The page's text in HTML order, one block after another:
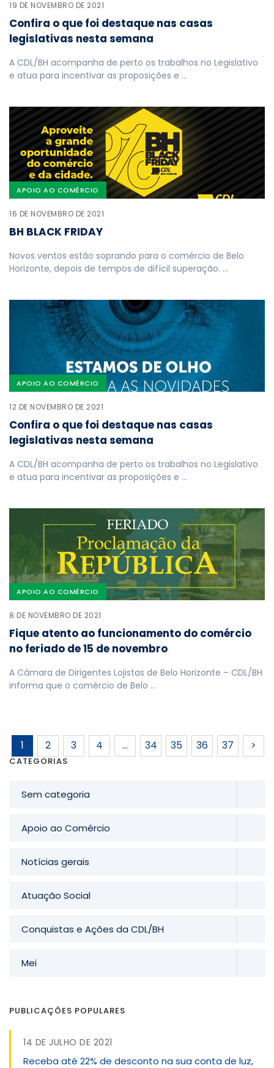
19 DE NOVEMBRO DE 2021
Confira o que foi destaque nas casas
legislativas nesta semana
A CDL/BH acompanha de perto os trabalhos no Legislativo
e atua para incentivar as proposições e …
APOIO AO COMÉRCIO
16 DE NOVEMBRO DE 2021
BH BLACK FRIDAY
Novos ventos estão soprando para o comércio de Belo
Horizonte, depois de tempos de difícil superação. …
APOIO AO COMÉRCIO
12 DE NOVEMBRO DE 2021
Confira o que foi destaque nas casas
legislativas nesta semana
A CDL/BH acompanha de perto os trabalhos no Legislativo
e atua para incentivar as proposições e …
APOIO AO COMÉRCIO
8 DE NOVEMBRO DE 2021
Fique atento ao funcionamento do comércio
no feriado de 15 de novembro
A Câmara de Dirigentes Lojistas de Belo Horizonte – CDL/BH
informa que o comércio de Belo …
1 2 3 4 … 34 35 36 37 >
CATEGORIAS
Sem categoria
Apoio ao Comércio
Notícias gerais
Atuação Social
Conquistas e Ações da CDL/BH
Mei
PUBLICAÇÕES POPULARES
14 DE JULHO DE 2021
Receba até 22% de desconto na sua conta de luz,